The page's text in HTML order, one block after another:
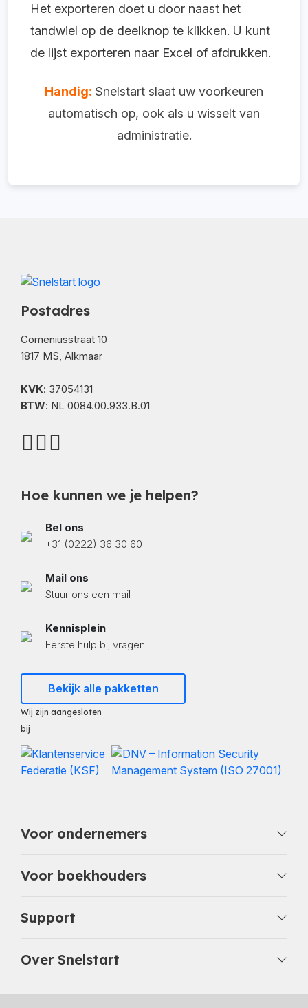
Het exporteren doet u door naast het
tandwiel op de deelknop te klikken. U kunt
de lijst exporteren naar Excel of afdrukken.
Handig: Snelstart slaat uw voorkeuren
automatisch op, ook als u wisselt van
administratie.
Postadres
Comeniusstraat 10
1817 MS, Alkmaar
KVK: 37054131
BTW: NL 0084.00.933.B.01
Hoe kunnen we je helpen?
Bel ons
+31 (0222) 36 30 60
Mail ons
Stuur ons een mail
Kennisplein
Eerste hulp bij vragen
Bekijk alle pakketten
Wij zijn aangesloten
bij
Voor ondernemers
Voor boekhouders
Support
Over Snelstart